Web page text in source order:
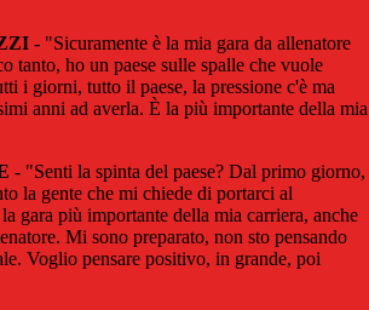
- "Sicuramente è la mia gara da allenatore
tanto, ho un paese sulle spalle che vuole
i giorni, tutto il paese, la pressione c'è ma
anni ad averla. È la più importante della mia
- "Senti la spinta del paese? Dal primo giorno,
la gente che mi chiede di portarci al
gara più importante della mia carriera, anche
Mi sono preparato, non sto pensando
Voglio pensare positivo, in grande, poi